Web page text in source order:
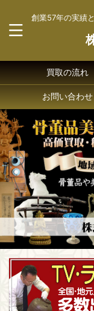
創業57年の実績
買取の流れ
お問い合わせ